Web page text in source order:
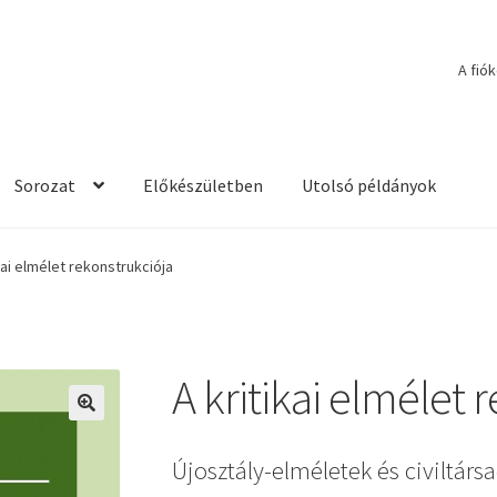
A
Sorozat Előkészületben Utolsó példányok
elmélet rekonstrukciója
A kritikai elmélet
Újosztály-elméletek és